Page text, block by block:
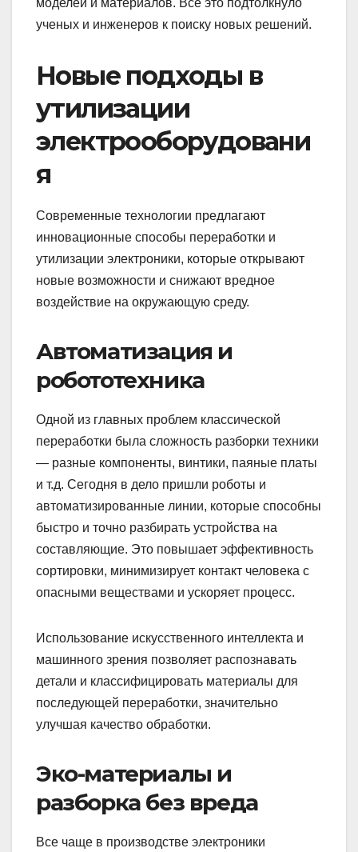
ученых и инженеров к поиску новых решений.
Новые подходы в
утилизации
электрооборудовани
я
Современные технологии предлагают
инновационные способы переработки и
утилизации электроники, которые открывают
новые возможности и снижают вредное
воздействие на окружающую среду.
Автоматизация и
робототехника
Одной из главных проблем классической
переработки была сложность разборки техники
— разные компоненты, винтики, паяные платы
и т.д. Сегодня в дело пришли роботы и
автоматизированные линии, которые способны
быстро и точно разбирать устройства на
составляющие. Это повышает эффективность
сортировки, минимизирует контакт человека с
опасными веществами и ускоряет процесс.
Использование искусственного интеллекта и
машинного зрения позволяет распознавать
детали и классифицировать материалы для
последующей переработки, значительно
улучшая качество обработки.
Эко-материалы и
разборка без вреда
Все чаще в производстве электроники